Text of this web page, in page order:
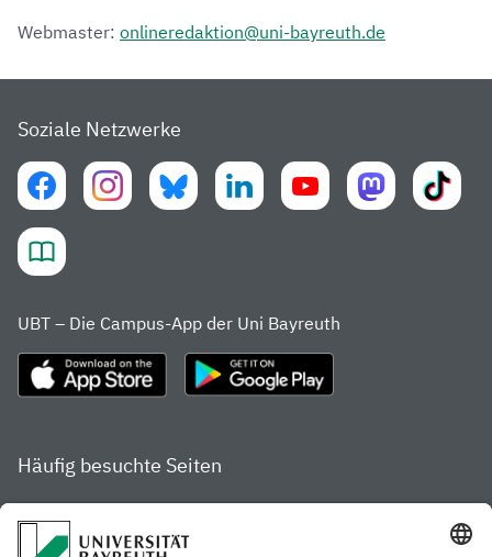
Webmaster: onlineredaktion@uni-bayreuth.de
Soziale Netzwerke
UBT – Die Campus-App der Uni Bayreuth
Häufig besuchte Seiten
Studienportal
Gamechanger Campus
Studiengangsfinder
Services & Beratung für